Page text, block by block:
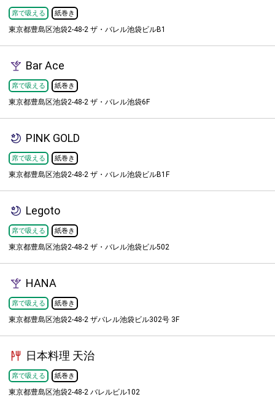
席で吸える 紙巻き
東京都豊島区池袋2-48-2 ザ・バレル池袋ビルB1
Bar Ace
席で吸える 紙巻き
東京都豊島区池袋2-48-2 ザ・バレル池袋6F
PINK GOLD
席で吸える 紙巻き
東京都豊島区池袋2-48-2 ザ・バレル池袋ビルB1F
Legoto
席で吸える 紙巻き
東京都豊島区池袋2-48-2 ザ・バレル池袋ビル502
HANA
席で吸える 紙巻き
東京都豊島区池袋2-48-2 ザバレル池袋ビル302号 3F
日本料理 天治
席で吸える 紙巻き
東京都豊島区池袋2-48-2 バレルビル102